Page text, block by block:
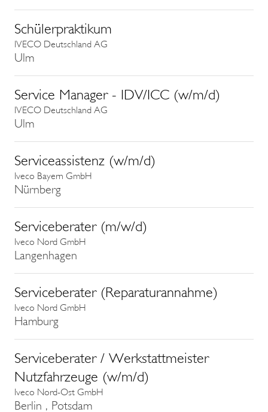
Schülerpraktikum
IVECO Deutschland AG
Ulm
Service Manager - IDV/ICC (w/m/d)
IVECO Deutschland AG
Ulm
Serviceassistenz (w/m/d)
Iveco Bayern GmbH
Nürnberg
Serviceberater (m/w/d)
Iveco Nord GmbH
Langenhagen
Serviceberater (Reparaturannahme)
Iveco Nord GmbH
Hamburg
Serviceberater / Werkstattmeister
Nutzfahrzeuge (w/m/d)
Iveco Nord-Ost GmbH
Berlin , Potsdam